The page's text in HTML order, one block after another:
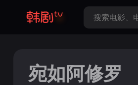
宛如阿修罗